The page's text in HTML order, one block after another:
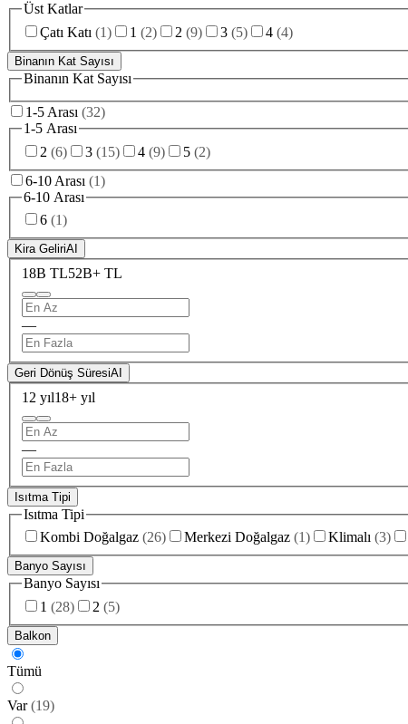
Üst Katlar
Çatı Katı (1) 1 (2) 2 (9) 3 (5) 4 (4)
Binanın Kat Sayısı
Binanın Kat Sayısı
1-5 Arası (32)
1-5 Arası
2 (6) 3 (15) 4 (9) 5 (2)
6-10 Arası (1)
6-10 Arası
6 (1)
Kira GeliriAI
18B TL52B+ TL
—
Geri Dönüş SüresiAI
12 yıl18+ yıl
—
Isıtma Tipi
Isıtma Tipi
Kombi Doğalgaz (26) Merkezi Doğalgaz (1) Klimalı (3)
Banyo Sayısı
Banyo Sayısı
1 (28) 2 (5)
Balkon
Tümü
Var (19)